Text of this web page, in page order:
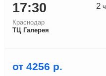
17:30
Краснодар
ТЦ Галерея
2ч
от 4256 р.